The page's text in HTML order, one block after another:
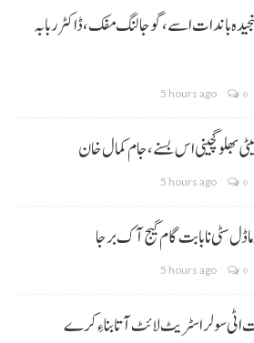
باندات اسے، گوجالنگ مفک،ڈاکٹر ربابہ
5 hours ago 0
بھلو گچینی اس بسنے، جام کمال خان
5 hours ago 0
سٹی نا بابت گام گیج آک برجا
5 hours ago 0
اٹی سولر اسٹریٹ لائٹ آتا بناءِ کرے